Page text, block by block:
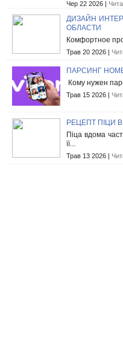
Чер 22 2026 |
ДИЗАЙН
ОБЛАСТИ
Комфортное
Трав 20 2026 |
ПАРСИНГ
Кому нужен
Трав 15 2026 |
РЕЦЕПТ ПІЦИ
Піца вдома
її...
Трав 13 2026 |